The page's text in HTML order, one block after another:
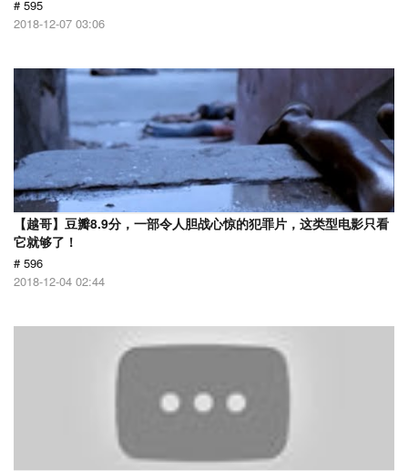
# 595
2018-12-07 03:06
【越哥】豆瓣8.9分，一部令人胆战心惊的犯罪片，这类型电影只看
它就够了！
# 596
2018-12-04 02:44